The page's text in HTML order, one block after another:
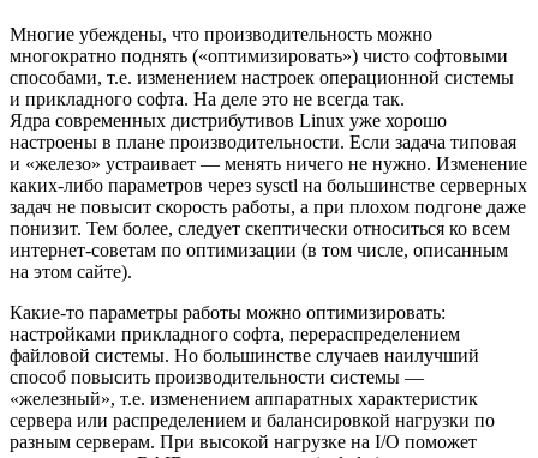
Многие убеждены, что производительность можно
многократно поднять («оптимизировать») чисто софтовыми
способами, т.е. изменением настроек операционной системы
и прикладного софта. На деле это не всегда так.
Ядра современных дистрибутивов Linux уже хорошо
настроены в плане производительности. Если задача типовая
и «железо» устраивает — менять ничего не нужно. Изменение
каких-либо параметров через sysctl на большинстве серверных
задач не повысит скорость работы, а при плохом подгоне даже
понизит. Тем более, следует скептически относиться ко всем
интернет-советам по оптимизации (в том числе, описанным
на этом сайте).
Какие-то параметры работы можно оптимизировать:
настройками прикладного софта, перераспределением
файловой системы. Но большинстве случаев наилучший
способ повысить производительности системы —
«железный», т.е. изменением аппаратных характеристик
сервера или распределением и балансировкой нагрузки по
разным серверам. При высокой нагрузке на I/O поможет